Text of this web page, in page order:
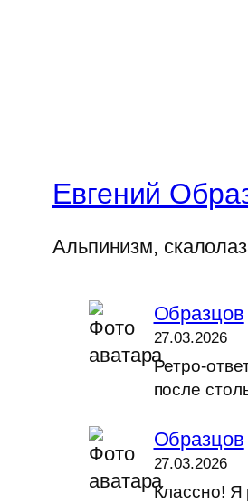
Евгений
Альпинизм,
Образцов
27.03.2026
Ретро-
после
Образцов
27.03.2026
Классно! Я